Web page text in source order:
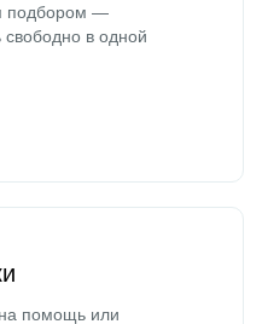
подбором —
в одной
помощь или